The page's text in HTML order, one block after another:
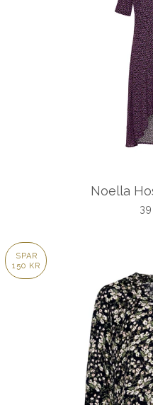
Noella
SPAR
150 KR